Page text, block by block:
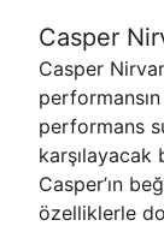
Casper
Casper
performans
Casper’ın
özelliklerle